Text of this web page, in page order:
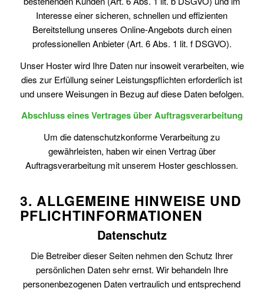
Interesse einer sicheren, schnellen und effizienten
Bereitstellung unseres Online-Angebots durch einen
professionellen Anbieter (Art. 6 Abs. 1 lit. f DSGVO).
Unser Hoster wird Ihre Daten nur insoweit verarbeiten, wie
dies zur Erfüllung seiner Leistungspflichten erforderlich ist
und unsere Weisungen in Bezug auf diese Daten befolgen.
Abschluss eines Vertrages über Auftragsverarbeitung
Um die datenschutzkonforme Verarbeitung zu
gewährleisten, haben wir einen Vertrag über
Auftragsverarbeitung mit unserem Hoster geschlossen.
3. ALLGEMEINE HINWEISE UND
PFLICHT­INFORMATIONEN
Datenschutz
Die Betreiber dieser Seiten nehmen den Schutz Ihrer
persönlichen Daten sehr ernst. Wir behandeln Ihre
personenbezogenen Daten vertraulich und entsprechend